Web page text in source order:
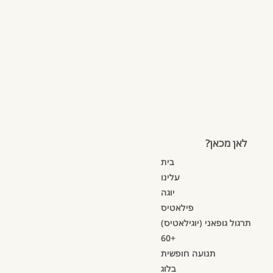
לאן מכאן?
בית
עלינו
יוגה
פילאטיס
תרגול גופאני (יוגילאטיס)
60+
תנועה חופשית
בלוג